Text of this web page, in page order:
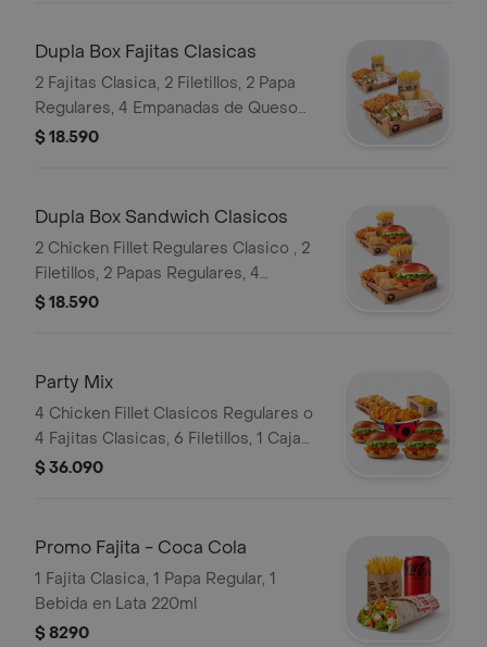
Dupla Box Fajitas Clasicas
2 Fajitas Clasica, 2 Filetillos, 2 Papa
Regulares, 4 Empanadas de Queso
Snack
$ 18.590
Dupla Box Sandwich Clasicos
2 Chicken Fillet Regulares Clasico , 2
Filetillos, 2 Papas Regulares, 4
Empanadas de Queso Snack
$ 18.590
Party Mix
4 Chicken Fillet Clasicos Regulares o
4 Fajitas Clasicas, 6 Filetillos, 1 Caja
de Papas, 6 Empanadas de Queso
$ 36.090
Promo Fajita - Coca Cola
1 Fajita Clasica, 1 Papa Regular, 1
Bebida en Lata 220ml
$ 8290